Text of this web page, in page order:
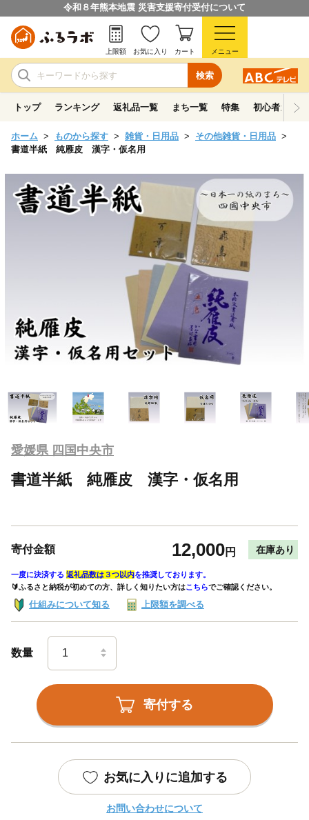
令和８年熊本地震 災害支援寄付受付について
検索
上限額 お気に入り カート メニュー
トップ ランキング 返礼品一覧 まち一覧 特集 初心者ガイド
ホーム ものから探す 雑貨・日用品
その他雑貨・日用品
書道半紙 純雁皮 漢字・仮名用
愛媛県 四国中央市
書道半紙 純雁皮 漢字・仮名用
寄付金額 12,000円 在庫あり
一度に決済する 返礼品数は３つ以内を推奨しております。
🔰ふるさと納税が初めての方、詳しく知りたい方はこちらでご確認ください。
仕組みについて知る 上限額を調べる
数量
寄付する
お気に入りに追加する
お問い合わせについて